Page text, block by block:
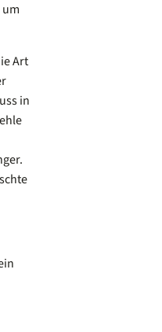
Art
in